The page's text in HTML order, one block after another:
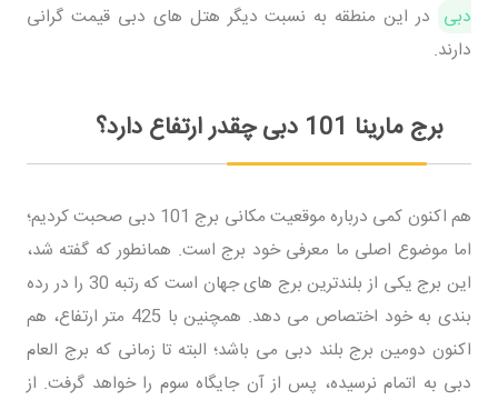
دبی در این منطقه به نسبت دیگر هتل های دبی قیمت گرانی
دارند.
برج مارینا 101 دبی چقدر ارتفاع دارد؟
هم اکنون کمی درباره موقعیت مکانی برج 101 دبی صحبت کردیم؛
اما موضوع اصلی ما معرفی خود برج است. همانطور که گفته شد،
این برج یکی از بلندترین برج های جهان است که رتبه 30 را در رده
بندی به خود اختصاص می دهد. همچنین با 425 متر ارتفاع، هم
اکنون دومین برج بلند دبی می باشد؛ البته تا زمانی که برج العام
دبی به اتمام نرسیده، پس از آن جایگاه سوم را خواهد گرفت. از